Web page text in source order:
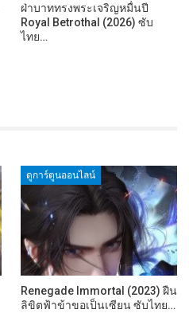
ฝ่าบาททรงพระเจริญหมื่นปี
Royal Betrothal (2026) ซับ
ไทย…
ดูการ์ตูนออนไลน์
Renegade Immortal (2023) ฝืน
ลิขิตฟ้าข้าขอเป็นเซียน ซับไทย…